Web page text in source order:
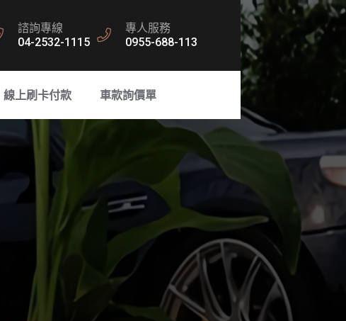
諮詢專線
04-2532-1115
專人服務
0955-688-113
線上刷卡付款 車款詢價單